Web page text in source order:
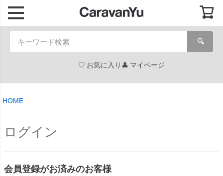
🔍
お気に入り マイページ
HOME
ログイン
会員登録がお済みのお客様